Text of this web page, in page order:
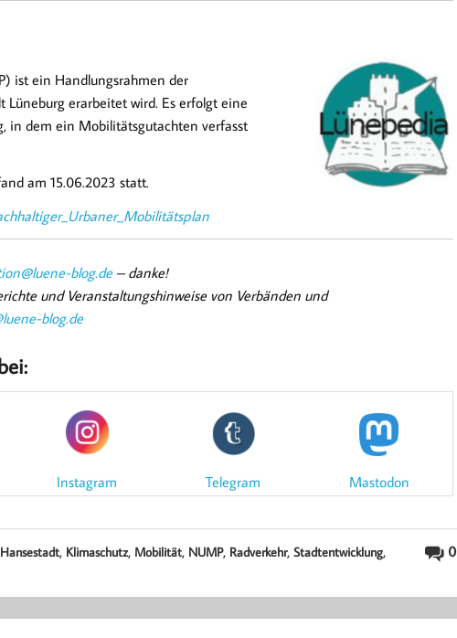
ist ein Handlungsrahmen der
erarbeitet wird. Es erfolgt eine
in dem ein Mobilitätsgutachten verfasst
am 15.06.2023 statt.
blog.de– danke!
und Veranstaltungshinweise von Verbänden und
blog.de
Instagram Telegram Mastodon
0
Hansestadt, Klimaschutz, Mobilität, NUMP, Radverkehr, Stadtentwicklung,